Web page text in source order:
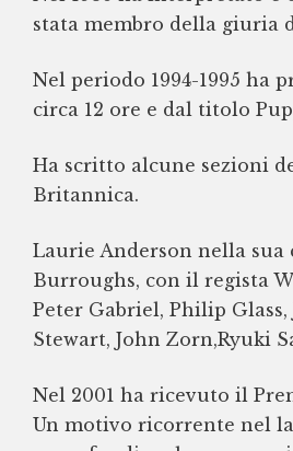
stata membro della giuria
Nel periodo 1994-1995 ha
circa 12 ore e dal titolo
Ha scritto alcune sezioni
Britannica.
Laurie Anderson nella
Burroughs, con il regista
Peter Gabriel, Philip Glass,
Stewart, John Zorn,Ryuki
Nel 2001 ha ricevuto il
Un motivo ricorrente nel